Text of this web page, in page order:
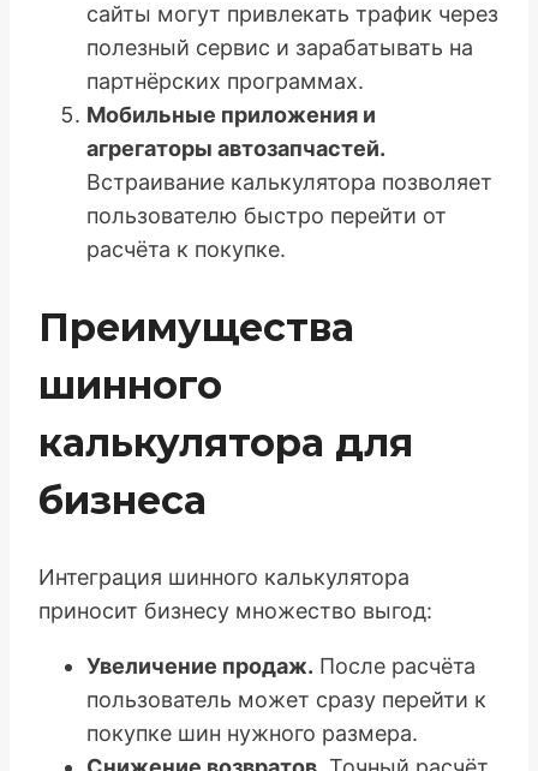
сайты могут привлекать трафик через
полезный сервис и зарабатывать на
партнёрских программах.
Мобильные приложения и
агрегаторы автозапчастей.
Встраивание калькулятора позволяет
пользователю быстро перейти от
расчёта к покупке.
Преимущества
шинного
калькулятора для
бизнеса
Интеграция шинного калькулятора
приносит бизнесу множество выгод:
Увеличение продаж. После расчёта
пользователь может сразу перейти к
покупке шин нужного размера.